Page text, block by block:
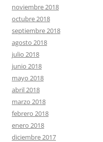
noviembre 2018
octubre 2018
septiembre 2018
agosto 2018
julio 2018
junio 2018
mayo 2018
abril 2018
marzo 2018
febrero 2018
enero 2018
diciembre 2017